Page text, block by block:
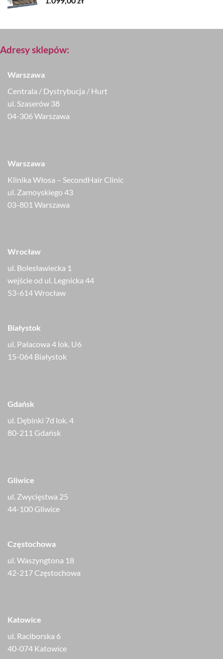
Adresy sklepów:
Warszawa
Centrala / Dystrybucja / Hurt
ul. Szaserów 38
04-306 Warszawa
Warszawa
Klinika Włosa – SecondHair Clinic
ul. Zamoyskiego 43
03-801 Warszawa
Wrocław
ul. Bolesławiecka 1
wejście od ul. Legnicka 44
53-614 Wrocław
Białystok
ul. Pałacowa 4 lok. U6
15-064 Białystok
Gdańsk
ul. Dębinki 7d lok. 4
80-211 Gdańsk
Gliwice
ul. Zwycięstwa 25
44-100 Gliwice
Częstochowa
ul. Waszyngtona 18
42-217 Częstochowa
Katowice
ul. Raciborska 6
40-074 Katowice